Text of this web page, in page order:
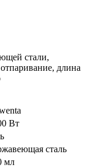
стали,
длина
Вт
сталь
мл